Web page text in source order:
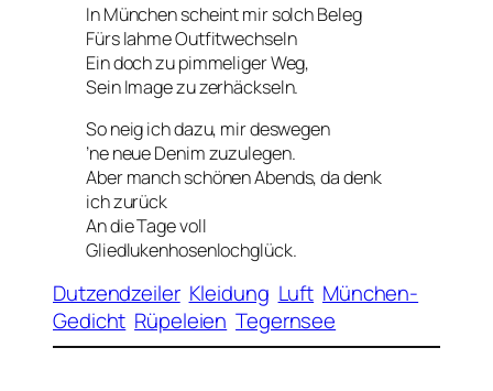
In München scheint mir solch Beleg
Fürs lahme Outfitwechseln
Ein doch zu pimmeliger Weg,
Sein Image zu zerhäckseln.
So neig ich dazu, mir deswegen
’ne neue Denim zuzulegen.
Aber manch schönen Abends, da denk
ich zurück
An die Tage voll
Gliedlukenhosenlochglück.
Dutzendzeiler Kleidung Luft München-
Gedicht Rüpeleien Tegernsee